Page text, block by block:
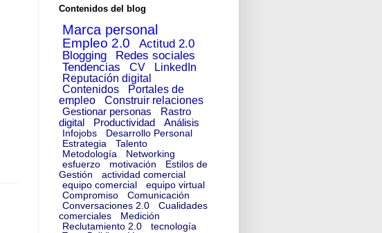
Contenidos del blog
Marca personal
Empleo 2.0
Actitud 2.0
Blogging
Redes sociales
Tendencias
CV
LinkedIn
Reputación digital
Contenidos
Portales de
empleo
Construir relaciones
Gestionar personas
Rastro
digital
Productividad Análisis
Infojobs
Desarrollo Personal
Estrategia
Talento
Metodología
Networking
esfuerzo
motivación
Estilos de
Gestión
actividad comercial
equipo comercial
equipo virtual
Compromiso
Comunicación
Conversaciones 2.0
Cualidades
comerciales
Medición
Reclutamiento 2.0
tecnología